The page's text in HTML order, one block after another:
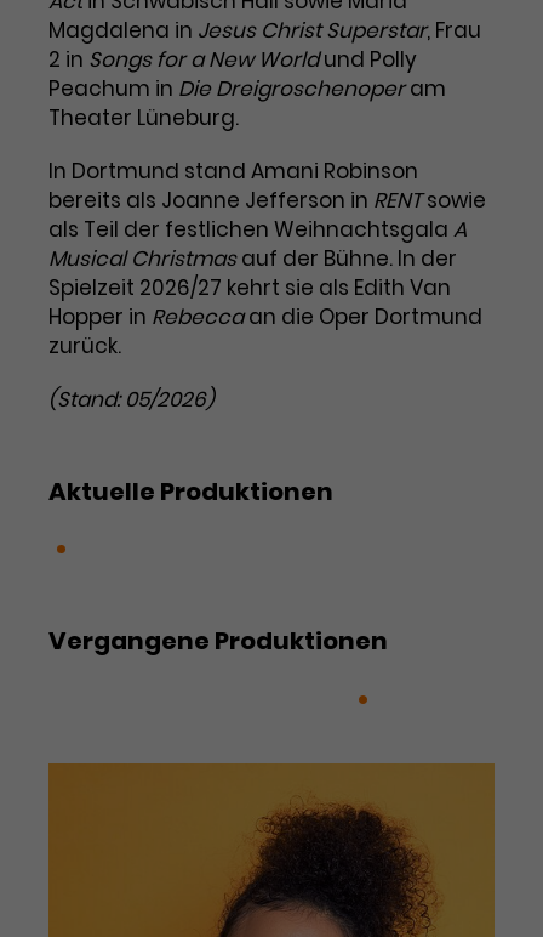
Anbieter Google Analytics
Laufzeit 1 Minute
Zweck
gesetztes Cookie. Bestimmte
Daten werden nur maximal einmal
pro Minute an Google Analytics
gesendet. Solange es gesetzt ist,
werden bestimmte
Datenübertragungen
unterbunden.
Laufzeit 3 Monate
Dieses Cookie wird verwendet, um
Nutzerinteraktionen mit
Remarketing-Funktionen
bereitzustellen.
Name IDE
Laufzeit 1 Jahr
personalisierter Werbung und
Magdalena in Jesus Christ Superstar, Frau
2 in Songs for a New Worldund Polly
Peachum in Die Dreigroschenoperam
Theater Lüneburg.
In Dortmund stand Amani Robinson
bereits als Joanne Jefferson in RENTsowie
als Teil der festlichen Weihnachtsgala A
Musical Christmasauf der Bühne. In der
Spielzeit 2026/27 kehrt sie als Edith Van
Hopper in Rebeccaan die Oper Dortmund
zurück.
(Stand: 05/2026)
Aktuelle Produktionen
Vergangene Produktionen